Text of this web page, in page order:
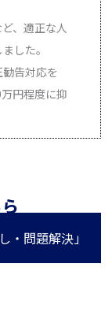
、適正な人
した。
告対応を
円程度に抑
・問題解決」